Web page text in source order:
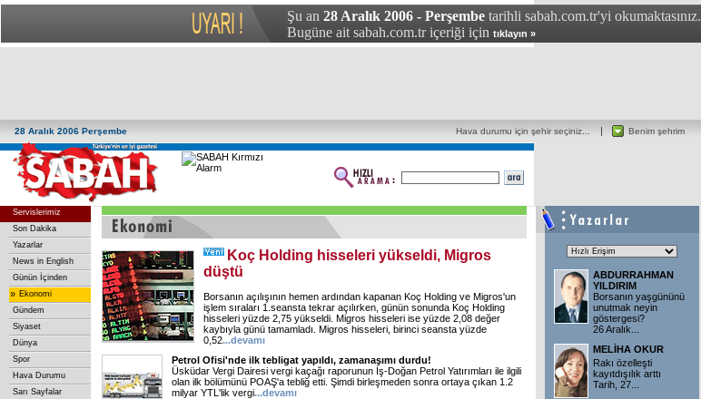
Şu an 28 Aralık 2006 - Perşembe tarihli sabah.com.tr'yi okumaktasınız.
Bugüne ait sabah.com.tr içeriği için tıklayın »
28 Aralık 2006 Perşembe Benim şehrim
Hava durumu için şehir seçiniz...
Servislerimiz
Son Dakika
Yazarlar
News in English
Günün İçinden
» Ekonomi
Gündem
Siyaset
Dünya
Spor
Hava Durumu
Sarı Sayfalar
Koç Holding hisseleri yükseldi, Migros
düştü
Borsanın açılışının hemen ardından kapanan Koç Holding ve Migros'un
işlem sıraları 1.seansta tekrar açılırken, günün sonunda Koç Holding
hisseleri yüzde 2,75 yükseldi. Migros hisseleri ise yüzde 2,08 değer
kaybıyla günü tamamladı. Migros hisseleri, birinci seansta yüzde
0,52...devamı
Petrol Ofisi'nde ilk tebligat yapıldı, zamanaşımı durdu!
Üsküdar Vergi Dairesi vergi kaçağı raporunun İş-Doğan Petrol Yatırımları ile ilgili
olan ilk bölümünü POAŞ'a tebliğ etti. Şimdi birleşmeden sonra ortaya çıkan 1.2
milyar YTL'lik vergi...devamı
ABDURRAHMAN
YILDIRIM
Borsanın yaşgününü
unutmak neyin
göstergesi?
26 Aralık...
MELİHA OKUR
Rakı özelleşti
kayıtdışılık arttı
Tarih, 27...